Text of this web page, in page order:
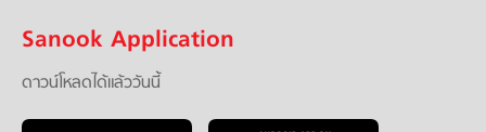
Sanook Application
ดาวน์โหลดได้แล้ววันนี้